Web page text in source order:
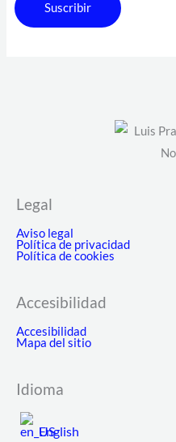
Suscribir
Legal
Aviso legal
Política de privacidad
Política de cookies
Accesibilidad
Accesibilidad
Mapa del sitio
Idioma
English